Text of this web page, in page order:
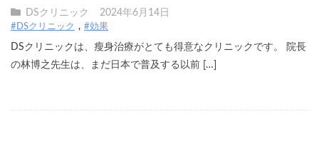
DSクリニック 2024年6月14日
#DSクリニック #効果
DSクリニックは、瘦身治療がとても得意なクリニックです。 院長
の林博之先生は、まだ日本で普及する以前 […]